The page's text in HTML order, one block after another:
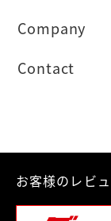
Company
Contact
お客様のレビ